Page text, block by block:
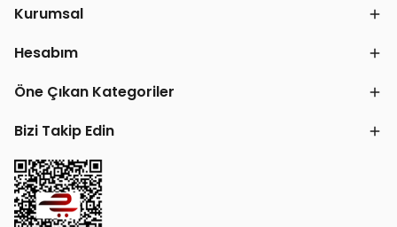
Kurumsal
Hesabım
Öne Çıkan Kategoriler
Bizi Takip Edin